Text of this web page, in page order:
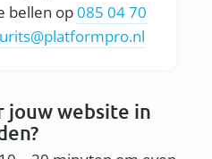
bellen op085 04 70
jouw website in